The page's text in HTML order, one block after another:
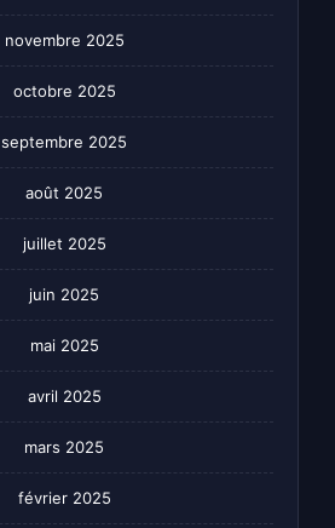
novembre 2025
octobre 2025
septembre 2025
août 2025
juillet 2025
juin 2025
mai 2025
avril 2025
mars 2025
février 2025